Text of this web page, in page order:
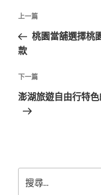
文
導
覽
上
一
篇
章
上一篇
桃園當舖選擇桃
款
下
一
篇
下一篇
澎湖旅遊自由行特
尋